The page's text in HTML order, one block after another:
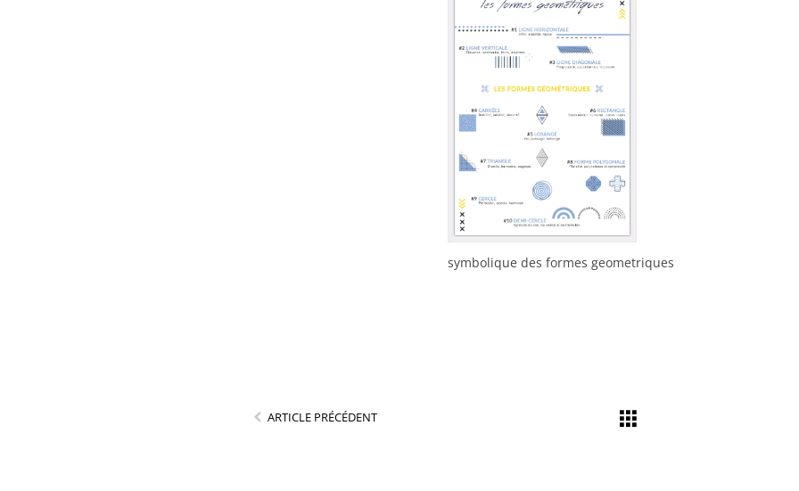
symbolique des formes geometriques
ARTICLE PRÉCÉDENT